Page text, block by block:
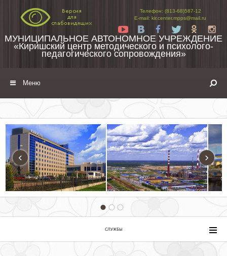
Телефон: (813-68)587-12
E-mail: kir.center.mpps@mail.ru
Yt
Tw
МУНИЦИПАЛЬНОЕ АВТОНОМНОЕ УЧРЕЖДЕНИЕ
«Киришский центр методического и психолого-
педагогического сопровождения»
Меню
‹ ›
СЛУЖБЫ